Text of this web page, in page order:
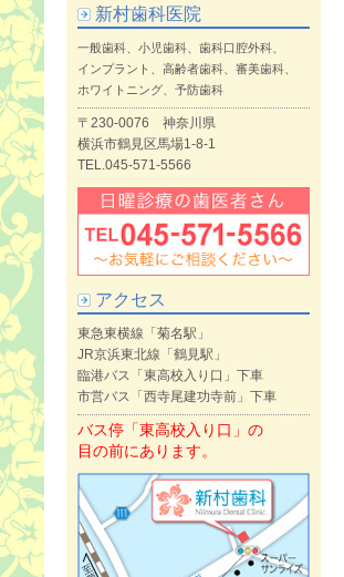
新村歯科医院
一般歯科、小児歯科、歯科口腔外科、
インプラント、高齢者歯科、審美歯科、
ホワイトニング、予防歯科
〒230-0076 神奈川県
横浜市鶴見区馬場1-8-1
TEL.045-571-5566
アクセス
東急東横線「菊名駅」
JR京浜東北線「鶴見駅」
臨港バス「東高校入り口」下車
市営バス「西寺尾建功寺前」下車
バス停「東高校入り口」の
目の前にあります。